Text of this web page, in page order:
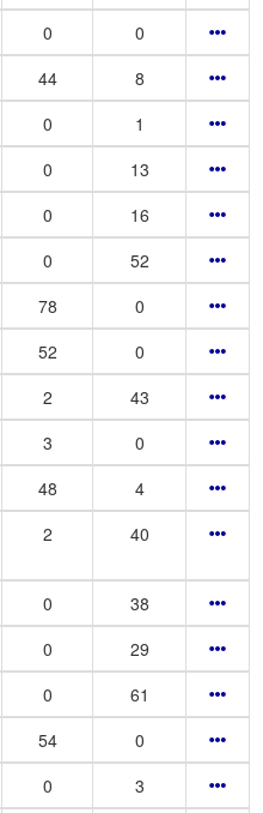
0
0
44
8
0
1
0
13
0
16
0
52
78
0
52
0
2
43
3
0
48
4
2 40
0
38
0
29
0
61
54
0
0 3